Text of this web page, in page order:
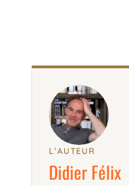
L’AUTEUR
Didier Félix